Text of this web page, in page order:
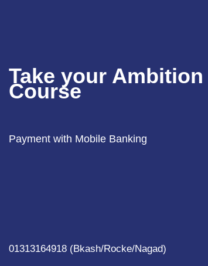
Take your Ambition
Course
Payment with Mobile Banking
01313164918 (Bkash/Rocke/Nagad)